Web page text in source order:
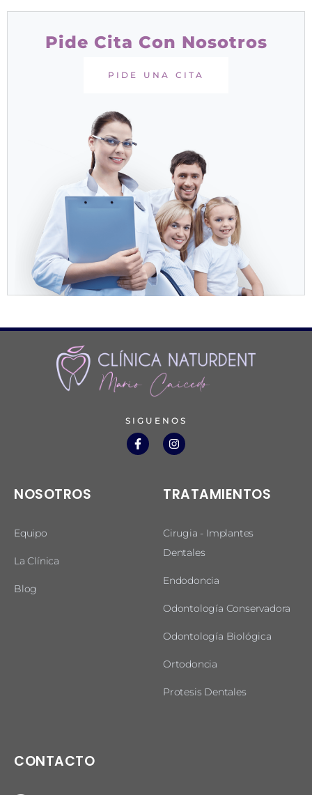
Pide Cita Con Nosotros
PIDE UNA CITA
SIGUENOS
NOSOTROS
Equipo
La Clínica
Blog
TRATAMIENTOS
Cirugia - Implantes
Dentales
Endodoncia
Odontología Conservadora
Odontología Biológica
Ortodoncia
Protesis Dentales
CONTACTO